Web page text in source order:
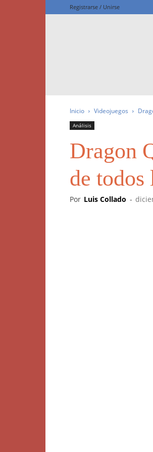
Registrarse / Unirse
Inicio Videojuegos
Análisis
Dragon
de todos
Por Luis Collado -